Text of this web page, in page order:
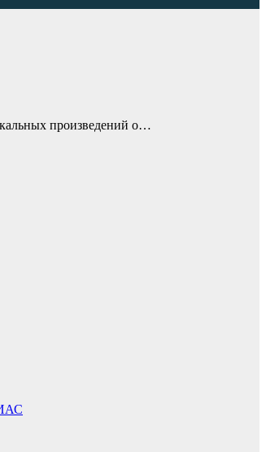
произведений о…